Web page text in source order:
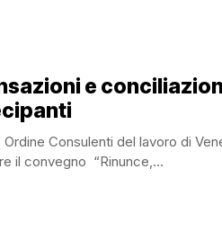
e
Consulenti del lavoro di
il convegno “Rinunce,...